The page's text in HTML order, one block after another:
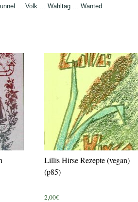
… Volk … Wahltag … Wanted
Lillis Hirse Rezepte (vegan)
(p85)
2,00€